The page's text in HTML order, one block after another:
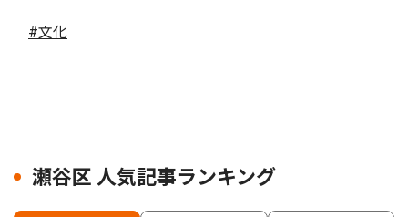
#文化
瀬谷区 人気記事ランキング